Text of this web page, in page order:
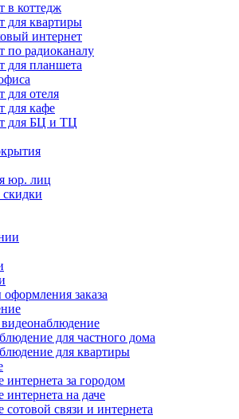
в коттедж
для квартиры
интернет
по радиоканалу
для планшета
для отеля
для кафе
для БЦ и ТЦ
юр. лиц
заказа
для частного дома
для квартиры
интернета за городом
интернета на даче
сотовой связи и интернета